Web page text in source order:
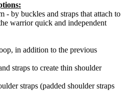
- by buckles and straps that attach to
warrior quick and independent
in addition to the previous
straps to create thin shoulder
straps (padded shoulder straps